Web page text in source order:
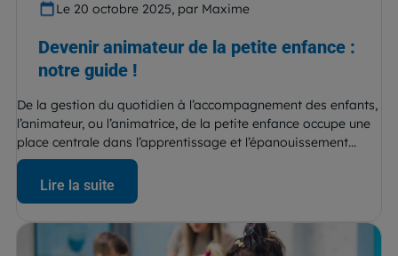
Le 20 octobre 2025, par Maxime
Devenir animateur de la petite enfance :
notre guide !
De la gestion du quotidien à l’accompagnement des enfants,
l’animateur, ou l’animatrice, de la petite enfance occupe une
place centrale dans l’apprentissage et l’épanouissement...
Lire la suite